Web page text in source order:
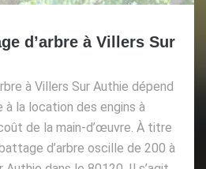
d’arbre à Villers Sur
à Villers Sur Authie dépend
la location des engins à
de la main-d’œuvre. À titre
d’arbre oscille de 200 à